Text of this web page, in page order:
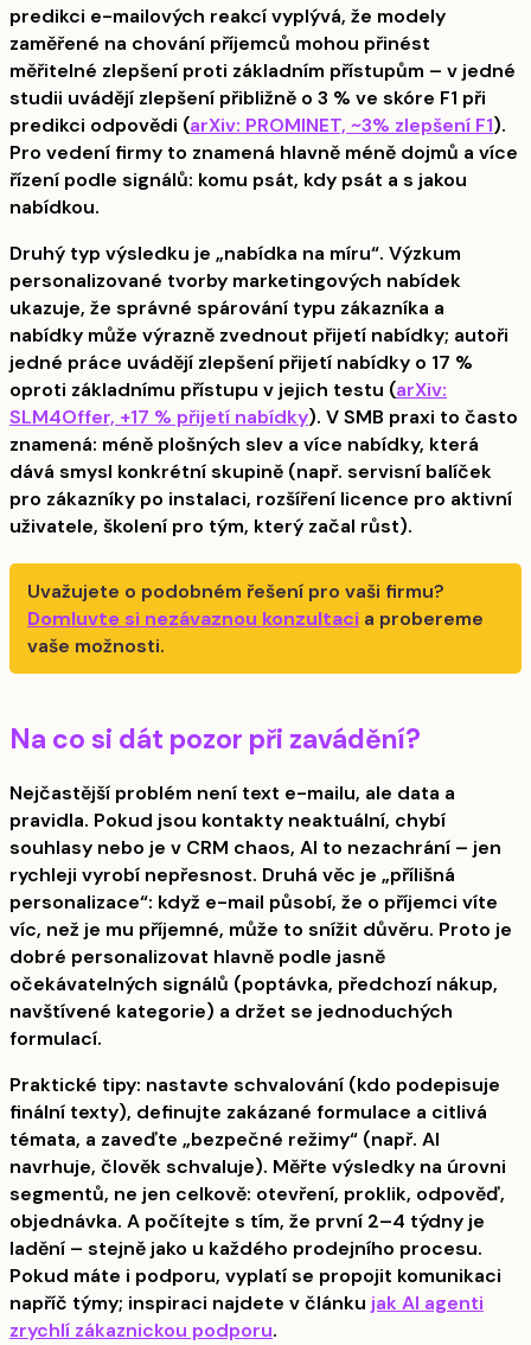
predikci e-mailových reakcí vyplývá, že modely
zaměřené na chování příjemců mohou přinést
měřitelné zlepšení proti základním přístupům – v jedné
studii uvádějí zlepšení přibližně o 3 % ve skóre F1 při
predikci odpovědi (arXiv: PROMINET, ~3% zlepšení F1).
Pro vedení firmy to znamená hlavně méně dojmů a více
řízení podle signálů: komu psát, kdy psát a s jakou
nabídkou.
Druhý typ výsledku je „nabídka na míru“. Výzkum
personalizované tvorby marketingových nabídek
ukazuje, že správné spárování typu zákazníka a
nabídky může výrazně zvednout přijetí nabídky; autoři
jedné práce uvádějí zlepšení přijetí nabídky o 17 %
oproti základnímu přístupu v jejich testu (arXiv:
SLM4Offer, +17 % přijetí nabídky). V SMB praxi to často
znamená: méně plošných slev a více nabídky, která
dává smysl konkrétní skupině (např. servisní balíček
pro zákazníky po instalaci, rozšíření licence pro aktivní
uživatele, školení pro tým, který začal růst).
Uvažujete o podobném řešení pro vaši firmu?
Domluvte si nezávaznou konzultaci a probereme
vaše možnosti.
Na co si dát pozor při zavádění?
Nejčastější problém není text e-mailu, ale data a
pravidla. Pokud jsou kontakty neaktuální, chybí
souhlasy nebo je v CRM chaos, AI to nezachrání – jen
rychleji vyrobí nepřesnost. Druhá věc je „přílišná
personalizace“: když e-mail působí, že o příjemci víte
víc, než je mu příjemné, může to snížit důvěru. Proto je
dobré personalizovat hlavně podle jasně
očekávatelných signálů (poptávka, předchozí nákup,
navštívené kategorie) a držet se jednoduchých
formulací.
Praktické tipy: nastavte schvalování (kdo podepisuje
finální texty), definujte zakázané formulace a citlivá
témata, a zaveďte „bezpečné režimy“ (např. AI
navrhuje, člověk schvaluje). Měřte výsledky na úrovni
segmentů, ne jen celkově: otevření, proklik, odpověď,
objednávka. A počítejte s tím, že první 2–4 týdny je
ladění – stejně jako u každého prodejního procesu.
Pokud máte i podporu, vyplatí se propojit komunikaci
napříč týmy; inspiraci najdete v článku jak AI agenti
zrychlí zákaznickou podporu.